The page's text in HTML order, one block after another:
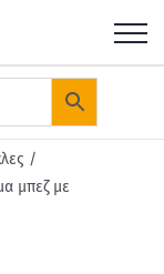
μπεζ με